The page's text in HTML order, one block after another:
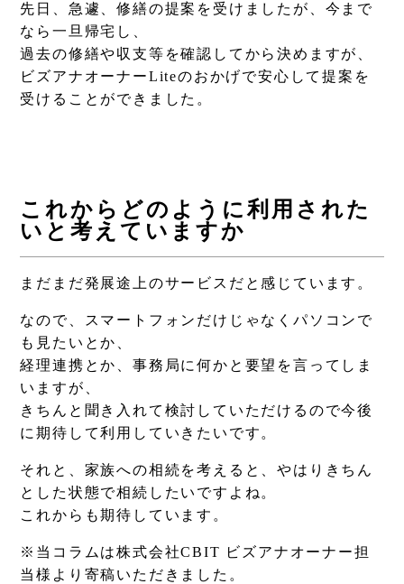
先日、急遽、修繕の提案を受けましたが、今まで
なら一旦帰宅し、
過去の修繕や収支等を確認してから決めますが、
ビズアナオーナーLiteのおかげで安心して提案を
受けることができました。
これからどのように利用された
いと考えていますか
まだまだ発展途上のサービスだと感じています。
なので、スマートフォンだけじゃなくパソコンで
も見たいとか、
経理連携とか、事務局に何かと要望を言ってしま
いますが、
きちんと聞き入れて検討していただけるので今後
に期待して利用していきたいです。​
それと、家族への相続を考えると、やはりきちん
とした状態で相続したいですよね。
​これからも期待しています。
※当コラムは株式会社CBIT ビズアナオーナー担
当様より寄稿いただきました。